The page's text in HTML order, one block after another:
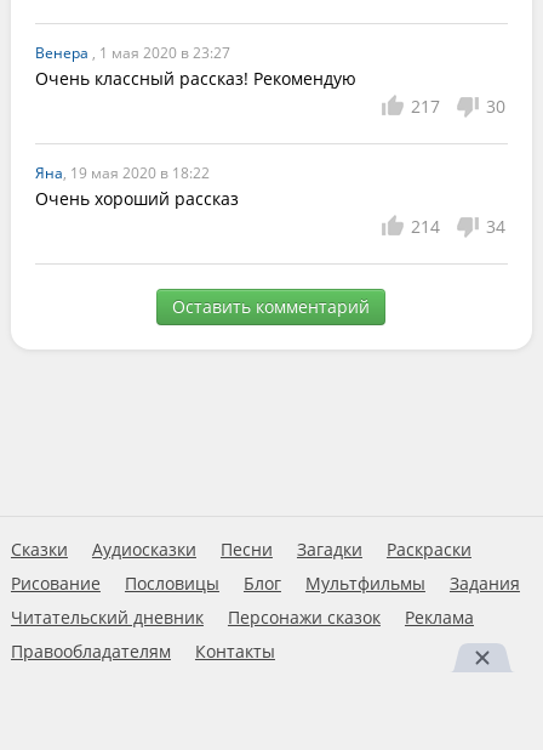
Венера , 1 мая 2020 в 23:27
Очень классный рассказ! Рекомендую
217
30
Яна, 19 мая 2020 в 18:22
Очень хороший рассказ
214
34
Оставить комментарий
Сказки Аудиосказки Песни Загадки
Раскраски
Рисование
Пословицы Блог Мультфильмы
Задания
Читательский дневник
Персонажи сказок
Реклама
Правообладателям
Контакты